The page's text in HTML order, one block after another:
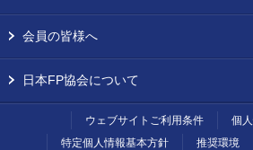
会員の皆様へ
日本FP協会について
ウェブサイトご利用条件
個
特定個人情報基本方針
推奨環境